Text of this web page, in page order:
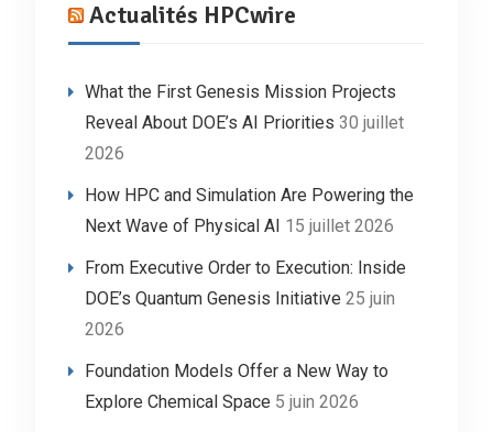
Actualités HPCwire
What the First Genesis Mission Projects
Reveal About DOE’s AI Priorities 30 juillet
2026
How HPC and Simulation Are Powering the
Next Wave of Physical AI 15 juillet 2026
From Executive Order to Execution: Inside
DOE’s Quantum Genesis Initiative 25 juin
2026
Foundation Models Offer a New Way to
Explore Chemical Space 5 juin 2026